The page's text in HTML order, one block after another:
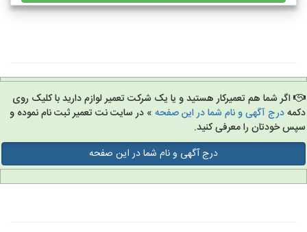
اگر شما هم تعمیرکار هستید و یا یک شرکت تعمیر لوازم دارید با کلیک روی
درج آگهی و نام شما در این صفحه» در سایت نت تعمیر ثبت نام نموده و
خودتان را معرفی کنید.
درج آگهی و نام شما در این صفحه